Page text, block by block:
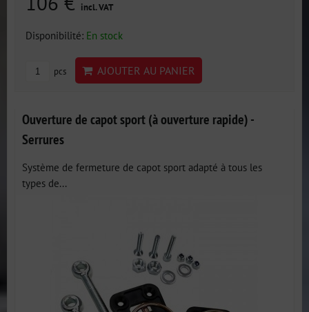
incl. VAT
Disponibilité: En stock
pcs AJOUTER AU PANIER
Ouverture de capot sport (à ouverture rapide) -
Serrures
Système de fermeture de capot sport adapté à tous les
types de...